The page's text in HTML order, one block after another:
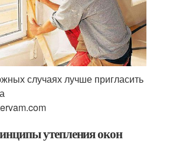
случаях лучше пригласить
утепления окон